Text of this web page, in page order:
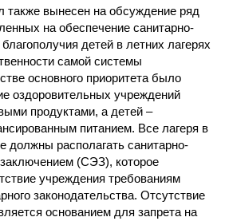
также вынесен на обсуждение ряд
на обеспечение санитарно-
детей в летних лагерях
самой системы
основного приоритета было
оздоровительных учреждений
продуктами, а детей –
питанием. Все лагеря в
должны располагать санитарно-
(СЭЗ), которое
учреждения требованиям
законодательства. Отсутствие
основанием для запрета на